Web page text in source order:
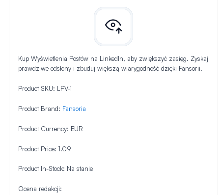
Kup Wyświetlenia Postów na LinkedIn, aby zwiększyć zasięg. Zyskaj
prawdziwe odsłony i zbuduj większą wiarygodność dzięki Fansorii.
Product SKU: LPV-1
Product Brand: Fansoria
Product Currency: EUR
Product Price: 1.09
Product In-Stock: Na stanie
Ocena redakcji: